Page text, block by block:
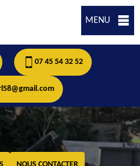
MENU
07 45 54 32 52